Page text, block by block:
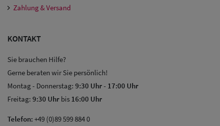
Sale: Caps
Zahlung & Versand
KONTAKT
Sie brauchen Hilfe?
Gerne beraten wir Sie persönlich!
Montag - Donnerstag: 9:30 Uhr- 17:00 Uhr
Freitag: 9:30 Uhr bis 16:00 Uhr
Telefon: +49 (0)89 599 884 0